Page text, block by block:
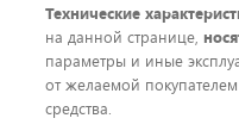
Технические
на данной странице,
параметры и иные
от желаемой
средства.